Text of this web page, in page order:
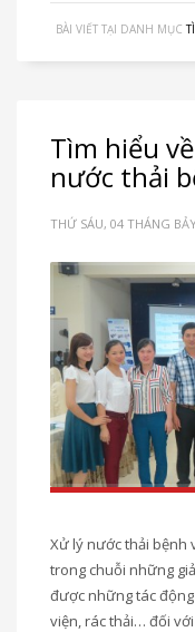
BÀI VIẾT TẠI DANH MỤC
Tìm hiểu
nước thải
THỨ SÁU, 04 THÁNG
Xử lý nước thải bệnh
trong chuỗi những
được những tác
viện, rác thải… đối